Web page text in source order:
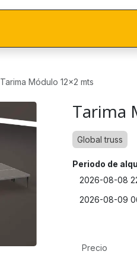
Tarima Módulo 12x2 mts
Tarima
Global truss
Periodo de
Precio